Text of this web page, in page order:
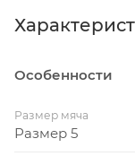
секций и
Особенности
Размер мяча
Размер 5